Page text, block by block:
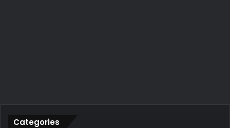
Categories